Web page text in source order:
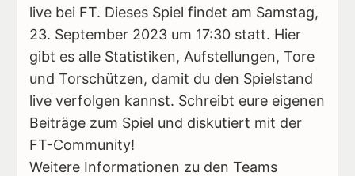
live bei FT. Dieses Spiel findet am Samstag,
23. September 2023 um 17:30 statt. Hier
gibt es alle Statistiken, Aufstellungen, Tore
und Torschützen, damit du den Spielstand
live verfolgen kannst. Schreibt eure eigenen
Beiträge zum Spiel und diskutiert mit der
FT-Community!
Weitere Informationen zu den Teams